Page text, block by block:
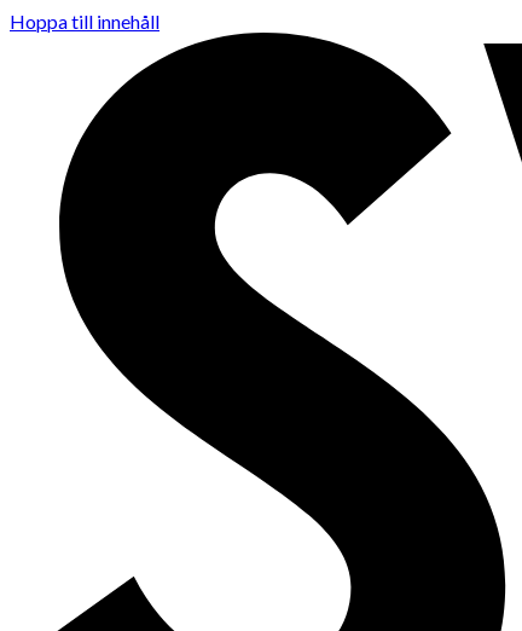
Hoppa till innehåll